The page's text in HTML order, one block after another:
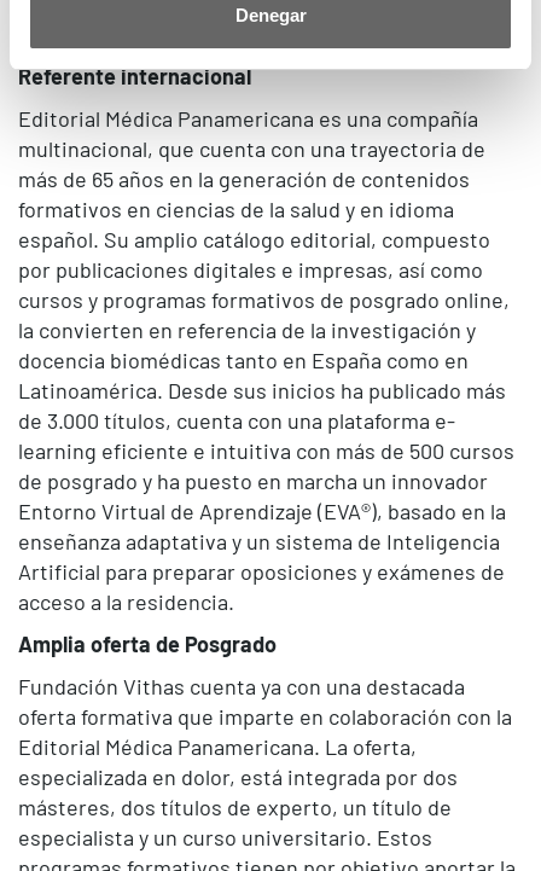
Denegar
Referente internacional
Editorial Médica Panamericana es una compañía
multinacional, que cuenta con una trayectoria de
más de 65 años en la generación de contenidos
formativos en ciencias de la salud y en idioma
español. Su amplio catálogo editorial, compuesto
por publicaciones digitales e impresas, así como
cursos y programas formativos de posgrado online,
la convierten en referencia de la investigación y
docencia biomédicas tanto en España como en
Latinoamérica. Desde sus inicios ha publicado más
de 3.000 títulos, cuenta con una plataforma e-
learning eficiente e intuitiva con más de 500 cursos
de posgrado y ha puesto en marcha un innovador
Entorno Virtual de Aprendizaje (EVA®), basado en la
enseñanza adaptativa y un sistema de Inteligencia
Artificial para preparar oposiciones y exámenes de
acceso a la residencia.
Amplia oferta de Posgrado
Fundación Vithas cuenta ya con una destacada
oferta formativa que imparte en colaboración con la
Editorial Médica Panamericana. La oferta,
especializada en dolor, está integrada por dos
másteres, dos títulos de experto, un título de
especialista y un curso universitario. Estos